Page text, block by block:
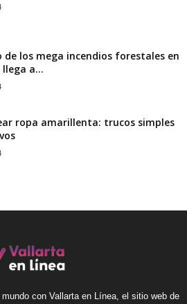
de los mega incendios forestales en
llega a...
ropa amarillenta: trucos simples
con Vallarta en Línea, el sitio web de